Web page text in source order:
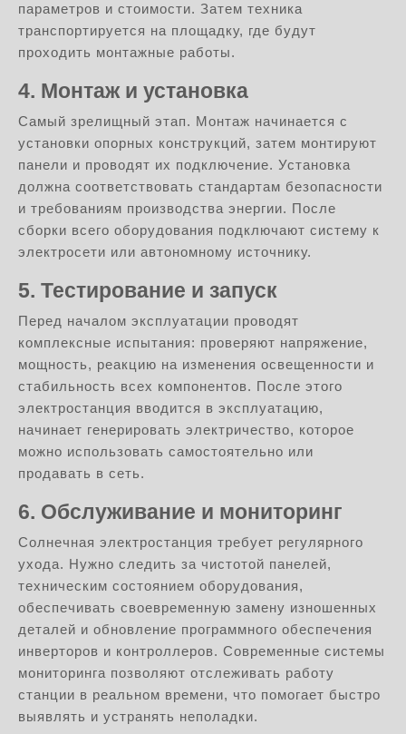
параметров и стоимости. Затем техника
транспортируется на площадку, где будут
проходить монтажные работы.
4. Монтаж и установка
Самый зрелищный этап. Монтаж начинается с
установки опорных конструкций, затем монтируют
панели и проводят их подключение. Установка
должна соответствовать стандартам безопасности
и требованиям производства энергии. После
сборки всего оборудования подключают систему к
электросети или автономному источнику.
5. Тестирование и запуск
Перед началом эксплуатации проводят
комплексные испытания: проверяют напряжение,
мощность, реакцию на изменения освещенности и
стабильность всех компонентов. После этого
электростанция вводится в эксплуатацию,
начинает генерировать электричество, которое
можно использовать самостоятельно или
продавать в сеть.
6. Обслуживание и мониторинг
Солнечная электростанция требует регулярного
ухода. Нужно следить за чистотой панелей,
техническим состоянием оборудования,
обеспечивать своевременную замену изношенных
деталей и обновление программного обеспечения
инверторов и контроллеров. Современные системы
мониторинга позволяют отслеживать работу
станции в реальном времени, что помогает быстро
выявлять и устранять неполадки.